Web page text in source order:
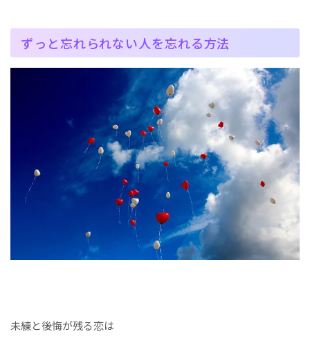
ずっと忘れられない人を忘れる方法
未練と後悔が残る恋は